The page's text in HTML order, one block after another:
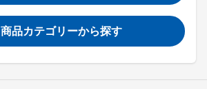
商品カテゴリーから探す